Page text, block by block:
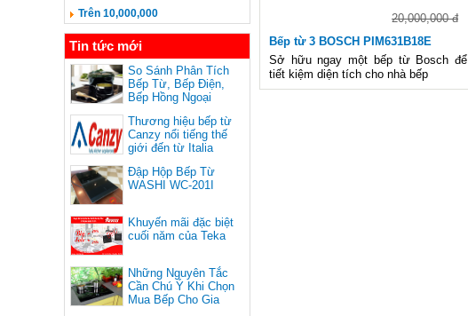
Trên 10,000,000
Tin tức mới
So Sánh Phân Tích
Bếp Từ, Bếp Điện,
Bếp Hồng Ngoại
Thương hiệu bếp từ
Canzy nổi tiếng thế
giới đến từ Italia
Đập Hộp Bếp Từ
WASHI WC-201I
Khuyến mãi đặc biệt
cuối năm của Teka
Những Nguyên Tắc
Cần Chú Ý Khi Chọn
Mua Bếp Cho Gia
20,000,000 đ
Bếp từ 3 BOSCH PIM631B18E
Sở hữu ngay một bếp từ Bosch để
tiết kiệm diện tích cho nhà bếp